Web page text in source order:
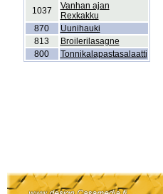
1037
Vanhan ajan
Rexkakku
870
Uunihauki
813
Broilerilasagne
800
Tonnikalapastasalaatti